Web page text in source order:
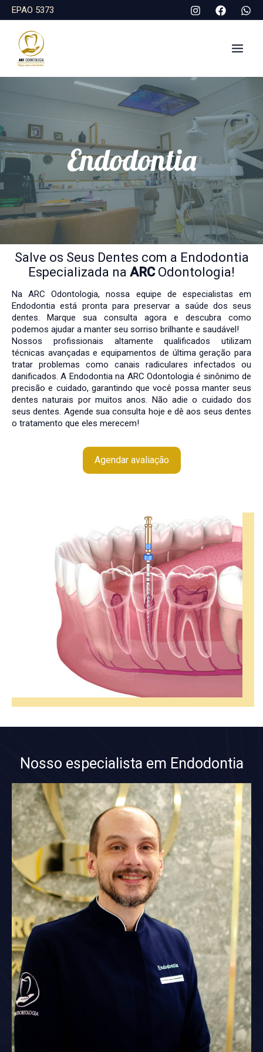
conteúdo
EPAO 5373
Endodontia
Salve os Seus Dentes com a Endodontia
Especializada na ARCOdontologia!
Na ARC Odontologia, nossa equipe de especialistas em
Endodontia está pronta para preservar a saúde dos seus
dentes. Marque sua consulta agora e descubra como
podemos ajudar a manter seu sorriso brilhante e saudável!
Nossos profissionais altamente qualificados utilizam
técnicas avançadas e equipamentos de última geração para
tratar problemas como canais radiculares infectados ou
danificados. A Endodontia na ARC Odontologia é sinônimo de
precisão e cuidado, garantindo que você possa manter seus
dentes naturais por muitos anos. Não adie o cuidado dos
seus dentes. Agende sua consulta hoje e dê aos seus dentes
o tratamento que eles merecem!
Agendar avaliação
Nosso especialista em Endodontia